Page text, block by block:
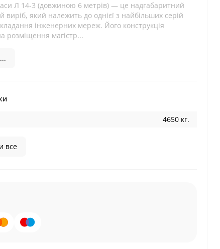
Л 14-3 (довжиною 6 метрів) — це надгабаритний
виріб, який належить до однієї з найбільших серій
інженерних мереж. Його конструкція
розміщення магістр...
4650 кг.
все